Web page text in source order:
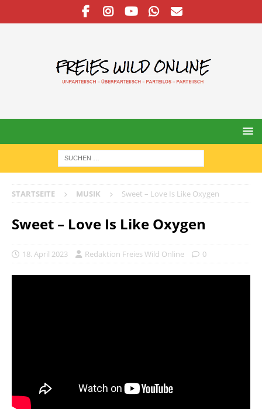
STARTSEITE MUSIK Sweet – Love Is Like Oxygen
Sweet – Love Is Like Oxygen
18. April 2023 Redaktion Freies Wild Online 0